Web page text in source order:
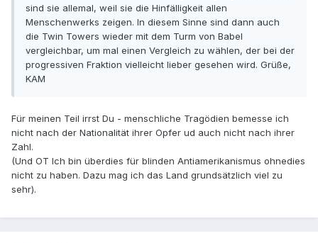
sind sie allemal, weil sie die Hinfälligkeit allen
Menschenwerks zeigen. In diesem Sinne sind dann auch
die Twin Towers wieder mit dem Turm von Babel
vergleichbar, um mal einen Vergleich zu wählen, der bei der
progressiven Fraktion vielleicht lieber gesehen wird. Grüße,
KAM
Für meinen Teil irrst Du - menschliche Tragödien bemesse ich
nicht nach der Nationalität ihrer Opfer ud auch nicht nach ihrer
Zahl.
(Und OT Ich bin überdies für blinden Antiamerikanismus ohnedies
nicht zu haben. Dazu mag ich das Land grundsätzlich viel zu
sehr).